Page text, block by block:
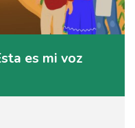
es mi voz